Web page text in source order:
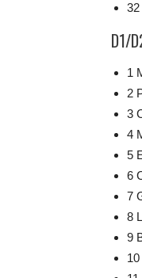
D1/
1
2
3
4
5
6
7
8
9